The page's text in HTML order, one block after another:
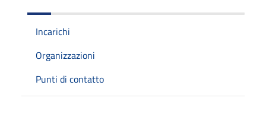
Incarichi
Organizzazioni
Punti di contatto